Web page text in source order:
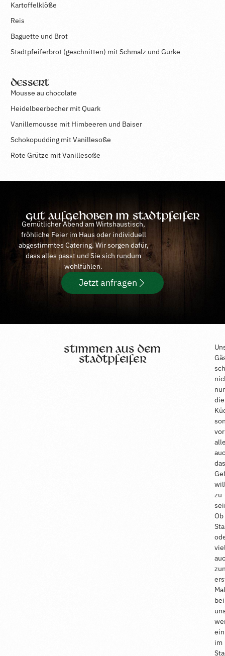
Kartoffelklöße
Reis
Baguette und Brot
Stadtpfeiferbrot (geschnitten) mit Schmalz und Gurke
Dessert
Mousse au chocolate
Heidelbeerbecher mit Quark
Vanillemousse mit Himbeeren und Baiser
Schokopudding mit Vanillesoße
Rote Grütze mit Vanillesoße
Gut aufgehoben im Stadtpfeifer
Gemütlicher Abend am Wirtshaustisch,
fröhliche Feier im Haus oder individuell
abgestimmtes Catering. Wir sorgen dafür,
dass alles passt und Sie sich rundum
wohlfühlen.
Jetzt anfragen
Stimmen aus dem
Stadtpfeifer
nur
die
vor
das
zu
Ob
Mal
bei
im